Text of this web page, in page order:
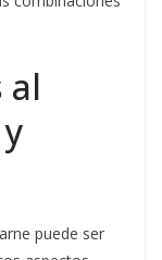
al
puede ser